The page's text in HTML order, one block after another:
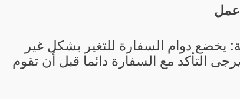
يخضع دوام السفارة للتغير بشكل غير
التأكد مع السفارة دائما قبل أن تقوم